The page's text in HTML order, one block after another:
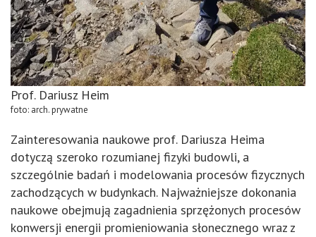
Prof. Dariusz Heim
foto: arch. prywatne
Zainteresowania naukowe prof. Dariusza Heima
dotyczą szeroko rozumianej fizyki budowli, a
szczególnie badań i modelowania procesów fizycznych
zachodzących w budynkach. Najważniejsze dokonania
naukowe obejmują zagadnienia sprzężonych procesów
konwersji energii promieniowania słonecznego wraz z